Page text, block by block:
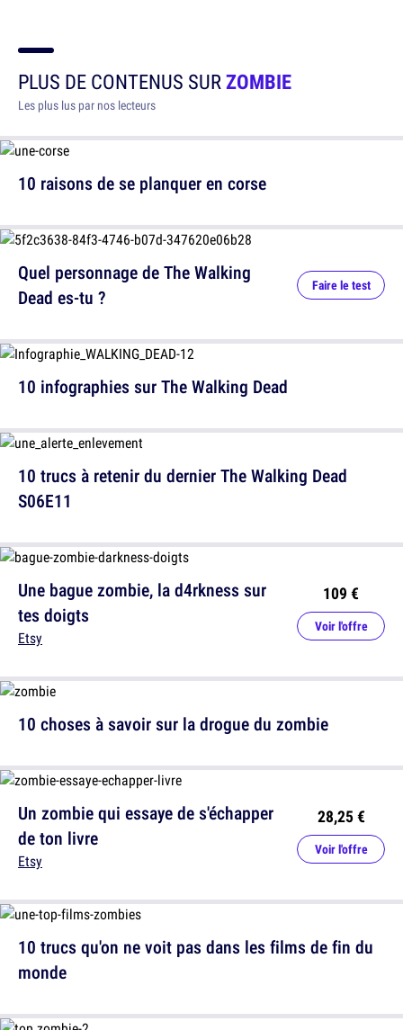
PLUS DE CONTENUS SURZOMBIE
Les plus lus par nos lecteurs
10 raisons de se planquer en corse
10 trucs à retenir du dernier The Walking Dead
S06E11
10 choses à savoir sur la drogue du zombie
10 trucs qu'on ne voit pas dans les films de fin du
monde
Quel personnage de The Walking
Dead es-tu ?
Faire le test
10 infographies sur The Walking Dead
Une bague zombie, la d4rkness sur
tes doigts
Etsy
109 €
Voir l'offre
Un zombie qui essaye de s'échapper
de ton livre
Etsy
28,25 €
Voir l'offre